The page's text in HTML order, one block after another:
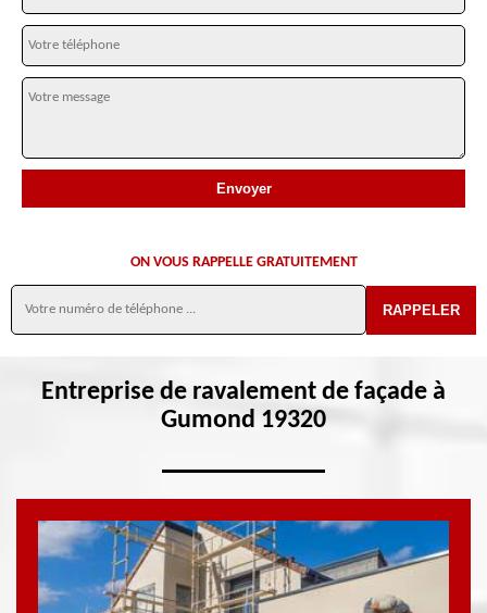
ON VOUS RAPPELLE GRATUITEMENT
Entreprise de ravalement de façade à
Gumond 19320